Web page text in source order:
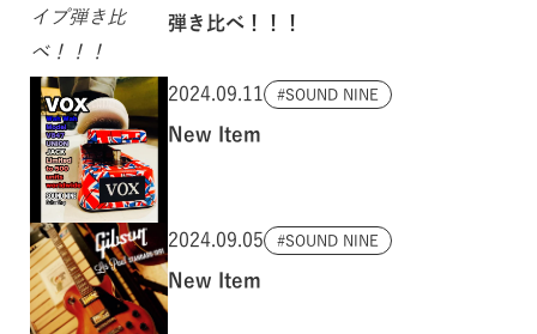
弾き比べ！！！
2024.09.11 SOUND NINE
New Item
2024.09.05 SOUND NINE
New Item